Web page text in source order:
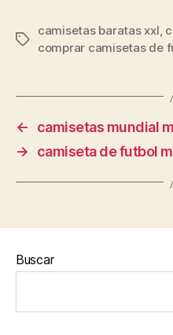
Etiquetas
camisetas baratas xxl,
comprar camisetas de
←
camisetas mundial
→
camiseta de futbol
Buscar